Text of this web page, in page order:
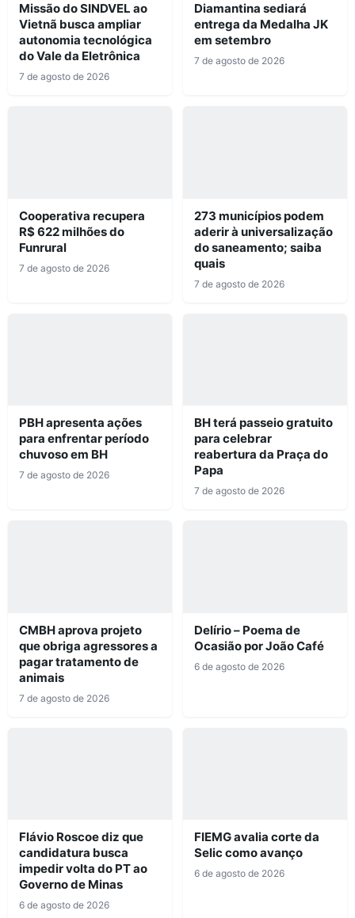
Missão do SINDVEL ao
Vietnã busca ampliar
autonomia tecnológica
do Vale da Eletrônica
7 de agosto de 2026
Diamantina sediará
entrega da Medalha JK
em setembro
7 de agosto de 2026
Cooperativa recupera
R$ 622 milhões do
Funrural
7 de agosto de 2026
273 municípios podem
aderir à universalização
do saneamento; saiba
quais
7 de agosto de 2026
PBH apresenta ações
para enfrentar período
chuvoso em BH
7 de agosto de 2026
BH terá passeio gratuito
para celebrar
reabertura da Praça do
Papa
7 de agosto de 2026
CMBH aprova projeto
que obriga agressores a
pagar tratamento de
animais
7 de agosto de 2026
Delírio – Poema de
Ocasião por João Café
6 de agosto de 2026
Flávio Roscoe diz que
candidatura busca
impedir volta do PT ao
Governo de Minas
6 de agosto de 2026
FIEMG avalia corte da
Selic como avanço
6 de agosto de 2026